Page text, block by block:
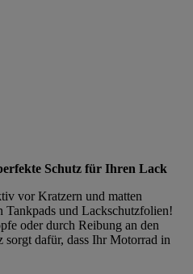
Schutz für Ihren Lack
vor Kratzern und matten
Tankpads und Lackschutzfolien!
oder durch Reibung an den
sorgt dafür, dass Ihr Motorrad in